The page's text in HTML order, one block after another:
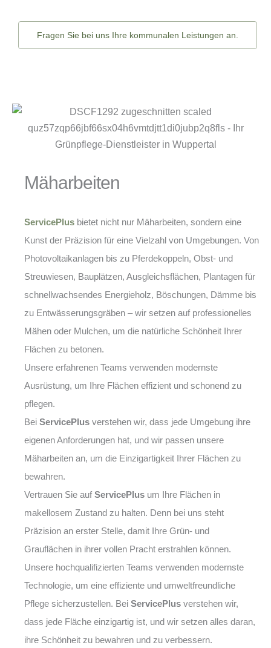
Fragen Sie bei uns Ihre kommunalen Leistungen an.
Mäharbeiten
ServicePlus bietet nicht nur Mäharbeiten, sondern eine
Kunst der Präzision für eine Vielzahl von Umgebungen. Von
Photovoltaikanlagen bis zu Pferdekoppeln, Obst- und
Streuwiesen, Bauplätzen, Ausgleichsflächen, Plantagen für
schnellwachsendes Energieholz, Böschungen, Dämme bis
zu Entwässerungsgräben – wir setzen auf professionelles
Mähen oder Mulchen, um die natürliche Schönheit Ihrer
Flächen zu betonen.
Unsere erfahrenen Teams verwenden modernste
Ausrüstung, um Ihre Flächen effizient und schonend zu
pflegen.
Bei ServicePlus verstehen wir, dass jede Umgebung ihre
eigenen Anforderungen hat, und wir passen unsere
Mäharbeiten an, um die Einzigartigkeit Ihrer Flächen zu
bewahren.
Vertrauen Sie auf ServicePlus um Ihre Flächen in
makellosem Zustand zu halten. Denn bei uns steht
Präzision an erster Stelle, damit Ihre Grün- und
Grauflächen in ihrer vollen Pracht erstrahlen können.
Unsere hochqualifizierten Teams verwenden modernste
Technologie, um eine effiziente und umweltfreundliche
Pflege sicherzustellen. Bei ServicePlus verstehen wir,
dass jede Fläche einzigartig ist, und wir setzen alles daran,
ihre Schönheit zu bewahren und zu verbessern.